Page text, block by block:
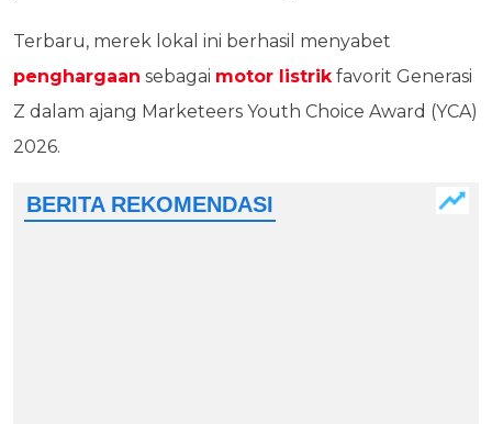
Terbaru, merek lokal ini berhasil menyabet
penghargaan sebagai motor listrik favorit Generasi
Z dalam ajang Marketeers Youth Choice Award (YCA)
2026.